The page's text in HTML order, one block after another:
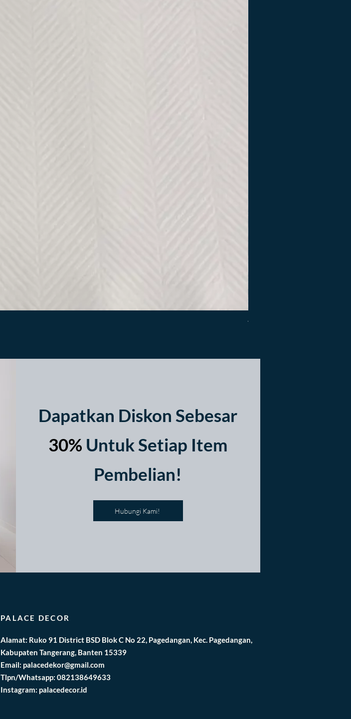
Vitrase | Porto
Dapatkan Diskon Sebesar
30% Untuk Setiap Item
Pembelian!
Hubungi Kami!
PALACE DECOR
Alamat: Ruko 91 District BSD Blok C No 22, Pagedangan, Kec. Pagedangan,
Kabupaten Tangerang, Banten 15339
Email: palacedekor@gmail.com
Tlpn/Whatsapp: 082138649633
Instagram: palacedecor.id